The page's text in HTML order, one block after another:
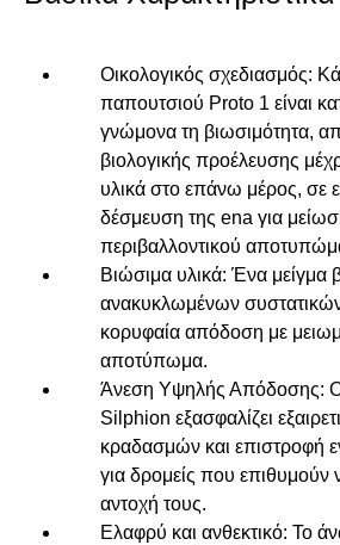
Αναζήτηση
Οικολογικός σχεδιασμός:
παπουτσιού Proto 1 είναι
γνώμονα τη βιωσιμότητα,
βιολογικής προέλευσης
υλικά στο επάνω μέρος, σε
δέσμευση της ena για
περιβαλλοντικού
Βιώσιμα υλικά: Ένα μείγμα
ανακυκλωμένων
κορυφαία απόδοση με
αποτύπωμα.
Άνεση Υψηλής Απόδοσης:
Silphion εξασφαλίζει
κραδασμών και επιστροφή
για δρομείς που επιθυμούν
αντοχή τους.
Ελαφρύ και ανθεκτικό: Το